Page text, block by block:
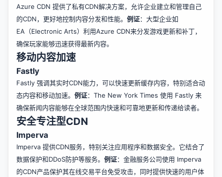
Azure CDN 提供了私有CDN解决方案，允许企业建立和管理自己
的CDN，更好地控制内容分发和性能。 例证：大型企业如
EA（Electronic Arts）利用Azure CDN来分发游戏更新和补丁，
确保玩家能够迅速获得最新内容。
移动内容加速
Fastly
Fastly 强调其实时CDN能力，可以快速更新缓存内容，特别适合动
态内容和移动加速。 例证：The New York Times 使用 Fastly 来
确保新闻内容能够在全球范围内快速和可靠地更新和传递给读者。
安全专注型CDN
Imperva
Imperva 提供CDN服务，特别关注应用程序和数据安全。它结合了
数据保护和DDoS防护等服务。 例证：金融服务公司使用 Imperva
的CDN产品保护其在线交易平台免受攻击，同时提供快速的用户体